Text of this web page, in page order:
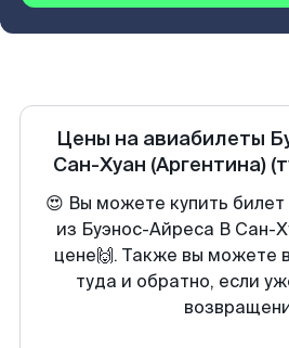
Цены на авиабилеты
Сан-Хуан (Аргентина)
😍 Вы можете купить
из Буэнос-Айреса В Сан-
цене🙌. Также вы можете
туда и обратно, если